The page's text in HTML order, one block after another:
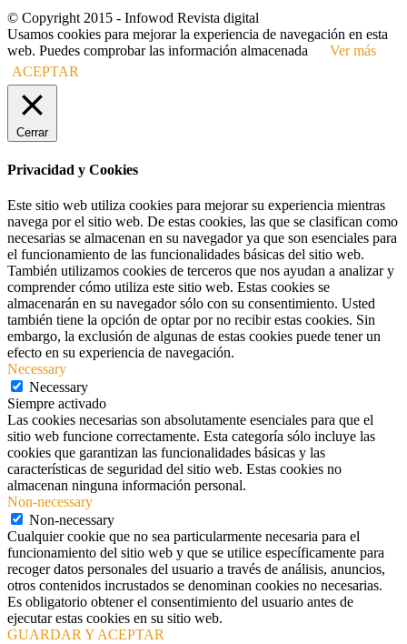
© Copyright 2015 - Infowod Revista digital
Usamos cookies para mejorar la experiencia de navegación en esta
web. Puedes comprobar las información almacenada
Ver más
ACEPTAR
Cerrar
Privacidad y Cookies
Este sitio web utiliza cookies para mejorar su experiencia mientras
navega por el sitio web. De estas cookies, las que se clasifican como
necesarias se almacenan en su navegador ya que son esenciales para
el funcionamiento de las funcionalidades básicas del sitio web.
También utilizamos cookies de terceros que nos ayudan a analizar y
comprender cómo utiliza este sitio web. Estas cookies se
almacenarán en su navegador sólo con su consentimiento. Usted
también tiene la opción de optar por no recibir estas cookies. Sin
embargo, la exclusión de algunas de estas cookies puede tener un
efecto en su experiencia de navegación.
Necessary
Necessary
Siempre activado
Las cookies necesarias son absolutamente esenciales para que el
sitio web funcione correctamente. Esta categoría sólo incluye las
cookies que garantizan las funcionalidades básicas y las
características de seguridad del sitio web. Estas cookies no
almacenan ninguna información personal.
Non-necessary
Non-necessary
Cualquier cookie que no sea particularmente necesaria para el
funcionamiento del sitio web y que se utilice específicamente para
recoger datos personales del usuario a través de análisis, anuncios,
otros contenidos incrustados se denominan cookies no necesarias.
Es obligatorio obtener el consentimiento del usuario antes de
ejecutar estas cookies en su sitio web.
GUARDAR Y ACEPTAR